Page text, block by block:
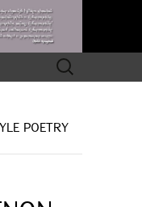
Search
for:
POETRY